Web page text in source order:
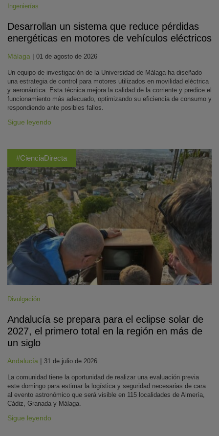
Ingenierías
Desarrollan un sistema que reduce pérdidas
energéticas en motores de vehículos eléctricos
Málaga | 01 de agosto de 2026
Un equipo de investigación de la Universidad de Málaga ha diseñado
una estrategia de control para motores utilizados en movilidad eléctrica
y aeronáutica. Esta técnica mejora la calidad de la corriente y predice el
funcionamiento más adecuado, optimizando su eficiencia de consumo y
respondiendo ante posibles fallos.
Sigue leyendo
#CienciaDirecta
Divulgación
Andalucía se prepara para el eclipse solar de
2027, el primero total en la región en más de
un siglo
Andalucía | 31 de julio de 2026
La comunidad tiene la oportunidad de realizar una evaluación previa
este domingo para estimar la logística y seguridad necesarias de cara
al evento astronómico que será visible en 115 localidades de Almería,
Cádiz, Granada y Málaga.
Sigue leyendo